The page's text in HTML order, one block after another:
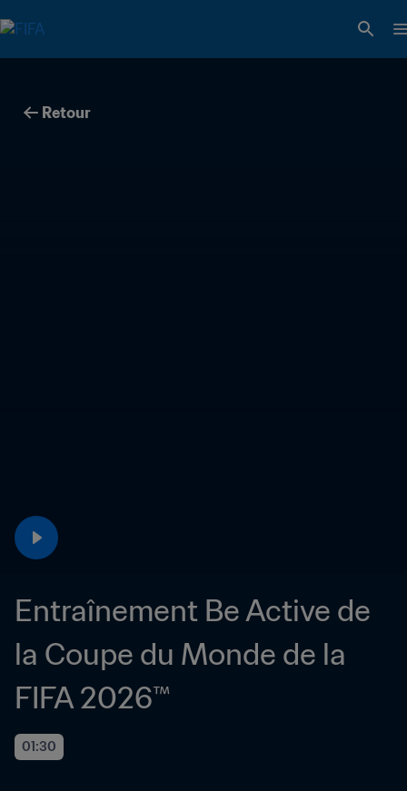
Retour
Entraînement Be Active de
la Coupe du Monde de la
FIFA 2026™
01:30